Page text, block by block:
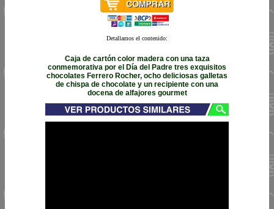
Detallamos el contenido:
Caja de cartón color madera con una taza
conmemorativa por el Día del Padre tres exquisitos
chocolates Ferrero Rocher, ocho deliciosas galletas
de chispa de chocolate y un recipiente con una
docena de alfajores gourmet